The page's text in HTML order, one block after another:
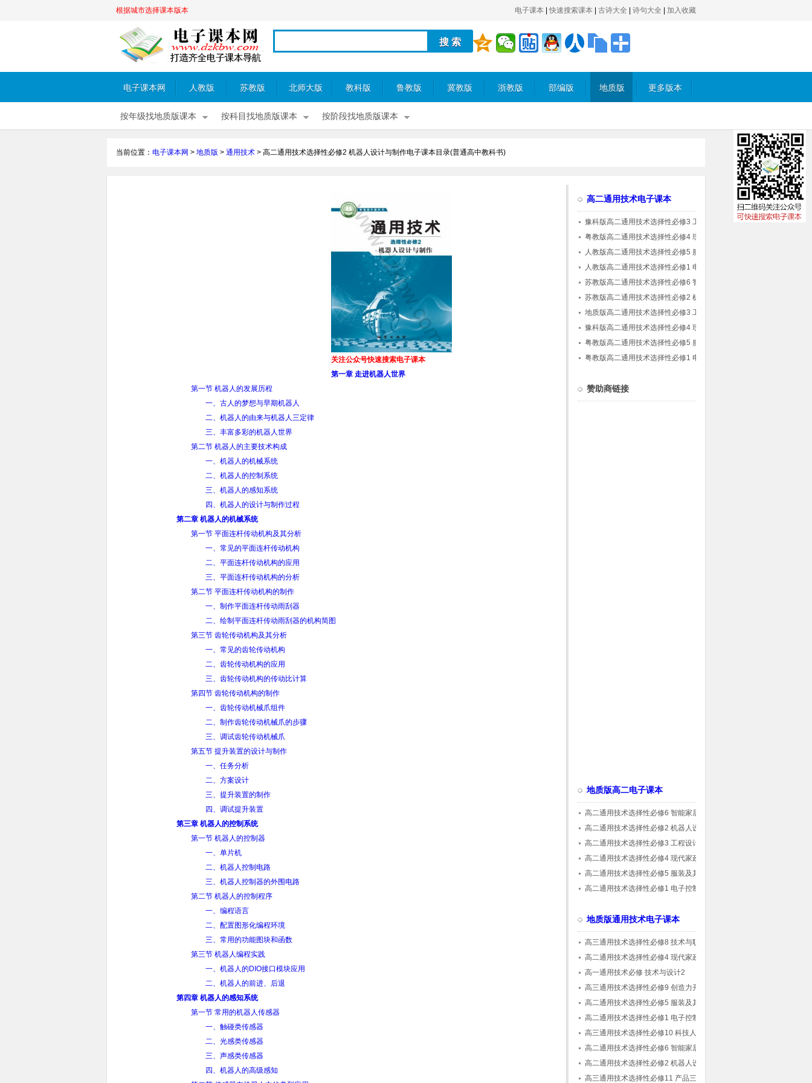
根据城市选择课本版本 电子课本 快速搜索课本 古诗大全 诗句大全 加入收藏
电子课本网 人教版 苏教版 北师大版 教科版 鲁教版 冀教版 浙教版 部编版 地质版 更多版本
按年级找地质版课本 按科目找地质版课本 按阶段找地质版课本
当前位置： 电子课本网 > 地质版 > 通用技术 > 高二通用技术选择性必修2 机器人设计与制作电子课本目录(普通高中教科书)
关注公众号快速搜索电子课本
第一章 走进机器人世界
第一节 机器人的发展历程
一、古人的梦想与早期机器人
二、机器人的由来与机器人三定律
三、丰富多彩的机器人世界
第二节 机器人的主要技术构成
一、机器人的机械系统
二、机器人的控制系统
三、机器人的感知系统
四、机器人的设计与制作过程
第二章 机器人的机械系统
第一节 平面连杆传动机构及其分析
一、常见的平面连杆传动机构
二、平面连杆传动机构的应用
三、平面连杆传动机构的分析
第二节 平面连杆传动机构的制作
一、制作平面连杆传动雨刮器
二、绘制平面连杆传动雨刮器的机构简图
第三节 齿轮传动机构及其分析
一、常见的齿轮传动机构
二、齿轮传动机构的应用
三、齿轮传动机构的传动比计算
第四节 齿轮传动机构的制作
一、齿轮传动机械爪组件
二、制作齿轮传动机械爪的步骤
三、调试齿轮传动机械爪
第五节 提升装置的设计与制作
一、任务分析
二、方案设计
三、提升装置的制作
四、调试提升装置
第三章 机器人的控制系统
第一节 机器人的控制器
一、单片机
二、机器人控制电路
三、机器人控制器的外围电路
第二节 机器人的控制程序
一、编程语言
二、配置图形化编程环境
三、常用的功能图块和函数
第三节 机器人编程实践
一、机器人的DIO接口模块应用
二、机器人的前进、后退
第四章 机器人的感知系统
第一节 常用的机器人传感器
一、触碰类传感器
二、光感类传感器
三、声感类传感器
四、机器人的高级感知
高二通用技术电子课本
豫科版高二通用技术选择性必修3 工程设计基
础
粤教版高二通用技术选择性必修4 现代家政技
术(粤教粤科版)
人教版高二通用技术选择性必修5 服装及其设
计
人教版高二通用技术选择性必修1 电子控制技
术
苏教版高二通用技术选择性必修6 智能家居应
用设计
苏教版高二通用技术选择性必修2 机器人设计
与制作
地质版高二通用技术选择性必修3 工程设计基
础
豫科版高二通用技术选择性必修4 现代家政技
术
粤教版高二通用技术选择性必修5 服装及其设
计(粤教粤科版)
粤教版高二通用技术选择性必修1 电子控制技
赞助商链接
地质版高二电子课本
高二通用技术选择性必修6 智能家居应用设
计
高二通用技术选择性必修2 机器人设计与制
作
高二通用技术选择性必修3 工程设计基础
高二通用技术选择性必修4 现代家政技术
高二通用技术选择性必修5 服装及其设计
高二通用技术选择性必修1 电子控制技术
地质版通用技术电子课本
高三通用技术选择性必修8 技术与职业探索
高二通用技术选择性必修4 现代家政技术
高一通用技术必修 技术与设计2
高三通用技术选择性必修9 创造力开发与技术
发明
高二通用技术选择性必修5 服装及其设计
高二通用技术选择性必修1 电子控制技术
高三通用技术选择性必修10 科技人文融合创
新专题
高二通用技术选择性必修6 智能家居应用设
计
高二通用技术选择性必修2 机器人设计与制
作
高三通用技术选择性必修11 产品三维设计与